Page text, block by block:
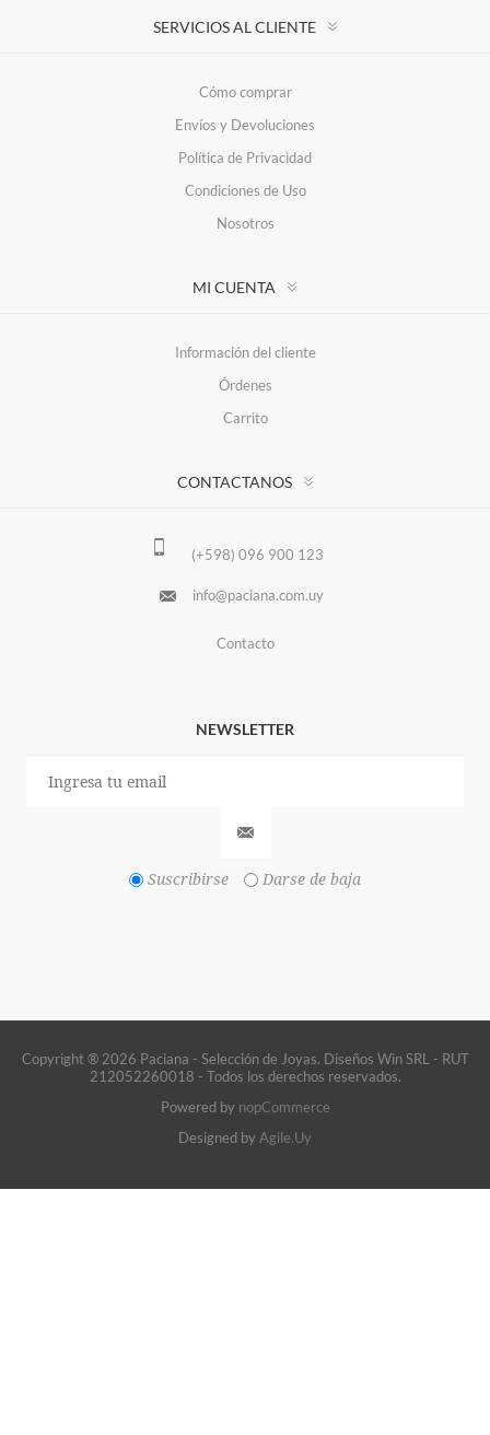
SERVICIOS AL CLIENTE
Cómo comprar
Envíos y Devoluciones
Política de Privacidad
Condiciones de Uso
Nosotros
MI CUENTA
Información del cliente
Órdenes
Carrito
CONTACTANOS
(+598) 096 900 123
info@paciana.com.uy
Contacto
NEWSLETTER
Suscribirse Darse de baja
Copyright ® 2026 Paciana - Selección de Joyas. Diseños Win SRL - RUT
212052260018 - Todos los derechos reservados.
Powered by nopCommerce
Designed byAgile.Uy